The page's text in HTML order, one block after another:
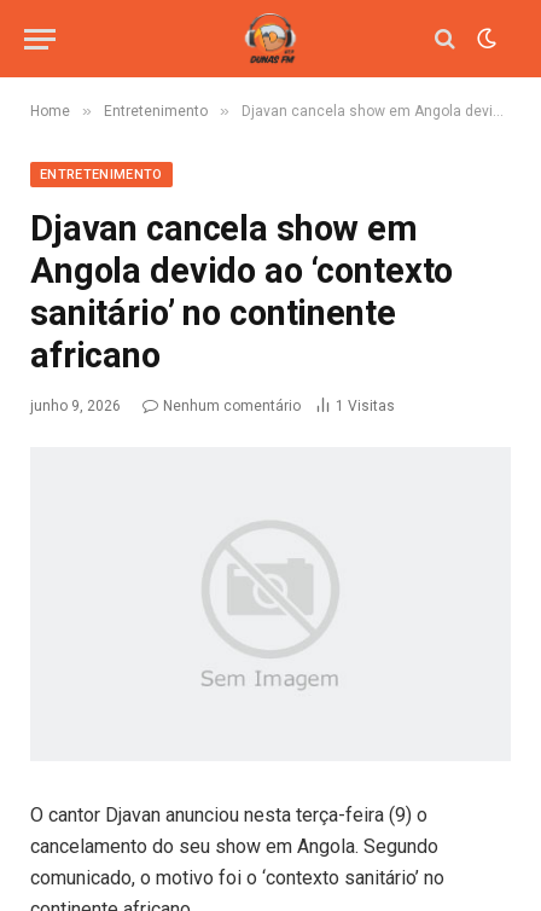
Home » Entretenimento » Djavan cancela show em Angola devido ao ‘contexto sanitário’ no continente africano
ENTRETENIMENTO
Djavan cancela show em
Angola devido ao ‘contexto
sanitário’ no continente
africano
junho 9, 2026 Nenhum comentário 1 Visitas
O cantor Djavan anunciou nesta terça-feira (9) o
cancelamento do seu show em Angola. Segundo
comunicado, o motivo foi o ‘contexto sanitário’ no